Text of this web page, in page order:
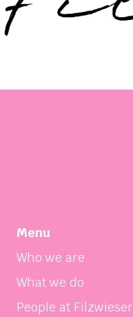
Menu
Who we are
What we do
People at Filzwieser